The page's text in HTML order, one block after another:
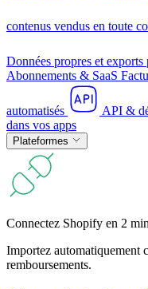
contenus vendus en toute
Données propres et exports
Abonnements & SaaS
automatisés API &
dans vos apps
Plateformes
Connectez Shopify en 2
Importez automatiquement
remboursements.